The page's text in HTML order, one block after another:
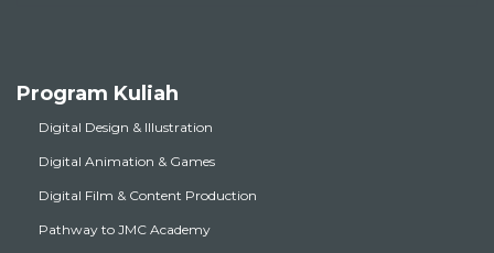
Program Kuliah
Digital Design & Illustration
Digital Animation & Games
Digital Film & Content Production
Pathway to JMC Academy